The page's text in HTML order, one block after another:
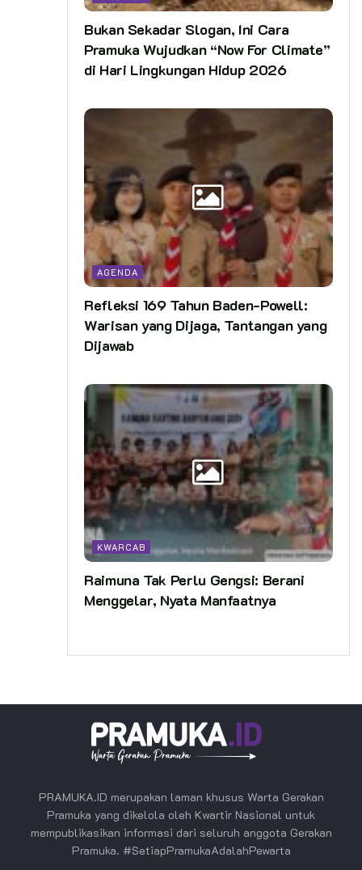
Bukan Sekadar Slogan, Ini Cara
Pramuka Wujudkan “Now For Climate”
di Hari Lingkungan Hidup 2026
AGENDA
Refleksi 169 Tahun Baden-Powell:
Warisan yang Dijaga, Tantangan yang
Dijawab
KWARCAB
Raimuna Tak Perlu Gengsi: Berani
Menggelar, Nyata Manfaatnya
PRAMUKA.ID merupakan laman khusus Warta Gerakan
Pramuka yang dikelola oleh Kwartir Nasional untuk
mempublikasikan informasi dari seluruh anggota Gerakan
Pramuka. #SetiapPramukaAdalahPewarta